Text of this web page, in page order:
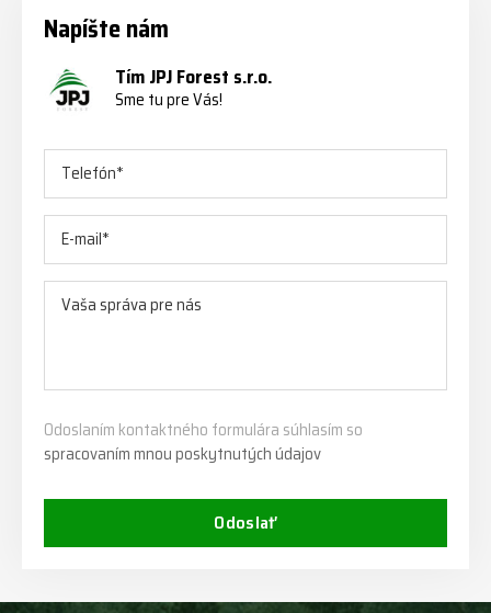
Napíšte nám
Tím JPJ Forest s.r.o.
Sme tu pre Vás!
Odoslaním kontaktného formulára súhlasím so
spracovaním mnou poskytnutých údajov
Odoslať